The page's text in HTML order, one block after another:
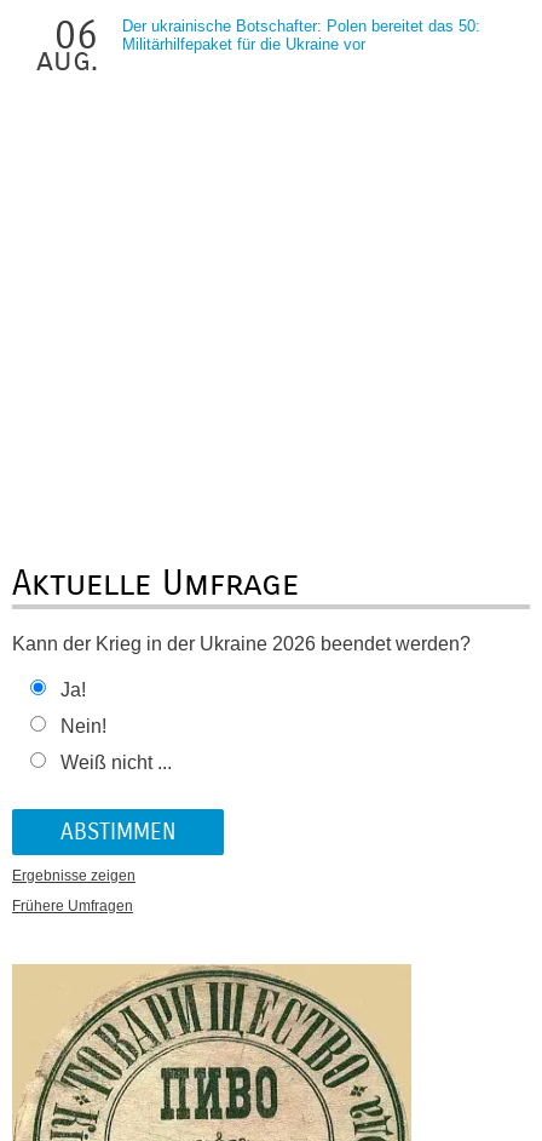
06
aug.
Der ukrainische Botschafter: Polen bereitet das 50:
Militärhilfepaket für die Ukraine vor
Aktuelle Umfrage
Kann der Krieg in der Ukraine 2026 beendet werden?
Ja!
Nein!
Weiß nicht ...
Ergebnisse zeigen
Frühere Umfragen